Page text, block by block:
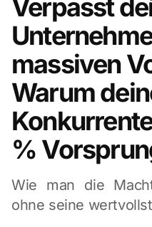
Verpasst
massiven
Warum
%
Wie man die
ohne seine